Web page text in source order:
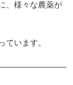
、様々な農薬が
ています。